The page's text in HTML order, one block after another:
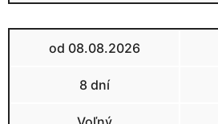
od 08.08.2026
8 dní